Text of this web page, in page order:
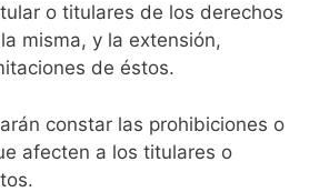
o titulares de los derechos
misma, y la extensión,
de éstos.
constar las prohibiciones o
afecten a los titulares o